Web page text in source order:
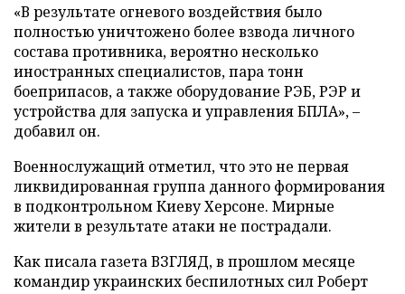
«В результате огневого воздействия было
полностью уничтожено более взвода личного
состава противника, вероятно несколько
иностранных специалистов, пара тонн
боеприпасов, а также оборудование РЭБ, РЭР и
устройства для запуска и управления БПЛА», –
добавил он.
Военнослужащий отметил, что это не первая
ликвидированная группа данного формирования
в подконтрольном Киеву Херсоне. Мирные
жители в результате атаки не пострадали.
Как писала газета ВЗГЛЯД, в прошлом месяце
командир украинских беспилотных сил Роберт